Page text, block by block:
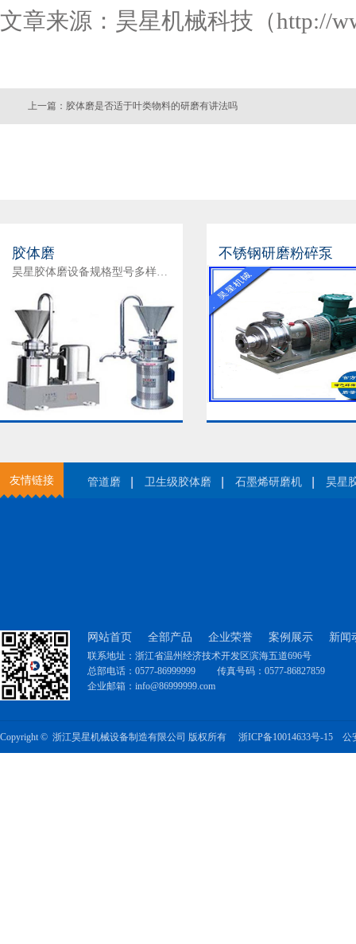
文章来源：昊星机械科技（http://
上一篇：胶体磨是否适于叶类物料的研磨有讲法吗
胶体磨
昊星胶体磨设备规格型号多样，各类胶体磨 ★ 智能低温胶体磨 ★分散胶体磨★返流式胶体磨★钛白粉研磨机★立式胶体磨★分体式胶体磨★封闭式胶体磨★卧式胶体磨★管线式胶体磨★粉碎泵★研磨泵★…
不锈钢研磨粉碎泵
友情链接 管道磨 卫生级胶体磨 石墨烯研磨机 昊星
网站首页 全部产品 企业荣誉 案例展示 新闻
联系地址：浙江省温州经济技术开发区滨海五道696号
总部电话：0577-86999999
传真号码：0577-86827859
企业邮箱：info@86999999.com
Copyright © 浙江昊星机械设备制造有限公司 版权所有 浙ICP备10014633号-15 公